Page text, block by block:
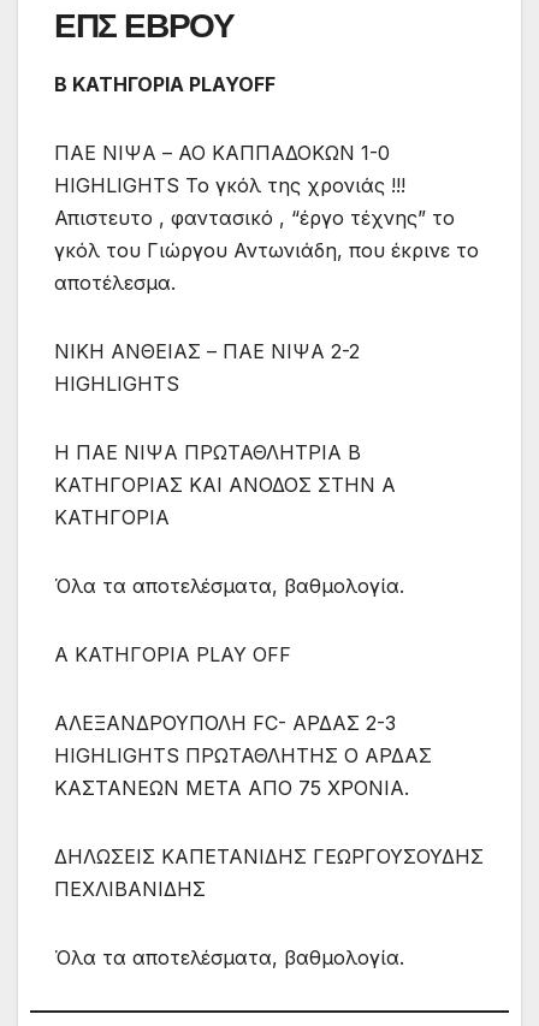
ΕΠΣ ΕΒΡΟΥ
Β ΚΑΤΗΓΟΡΙΑ PLAYOFF
ΠΑΕ ΝΙΨΑ – ΑΟ ΚΑΠΠΑΔΟΚΩΝ 1-0
HIGHLIGHTS Το γκόλ της χρονιάς !!!
Απιστευτο , φαντασικό , “έργο τέχνης” το
γκόλ του Γιώργου Αντωνιάδη, που έκρινε το
αποτέλεσμα.
ΝΙΚΗ ΑΝΘΕΙΑΣ – ΠΑΕ ΝΙΨΑ 2-2
HIGHLIGHTS
Η ΠΑΕ ΝΙΨΑ ΠΡΩΤΑΘΛΗΤΡΙΑ Β
ΚΑΤΗΓΟΡΙΑΣ ΚΑΙ ΑΝΟΔΟΣ ΣΤΗΝ Α
ΚΑΤΗΓΟΡΙΑ
Όλα τα αποτελέσματα, βαθμολογία.
Α ΚΑΤΗΓΟΡΙΑ PLAY OFF
ΑΛΕΞΑΝΔΡΟΥΠΟΛΗ FC- ΑΡΔΑΣ 2-3
HIGHLIGHTS ΠΡΩΤΑΘΛΗΤΗΣ Ο ΑΡΔΑΣ
ΚΑΣΤΑΝΕΩΝ ΜΕΤΑ ΑΠΟ 75 ΧΡΟΝΙΑ.
ΔΗΛΩΣΕΙΣ ΚΑΠΕΤΑΝΙΔΗΣ ΓΕΩΡΓΟΥΣΟΥΔΗΣ
ΠΕΧΛΙΒΑΝΙΔΗΣ
Όλα τα αποτελέσματα, βαθμολογία.